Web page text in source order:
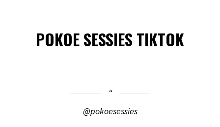
POKOE SESSIES TIKTOK
@pokoesessies